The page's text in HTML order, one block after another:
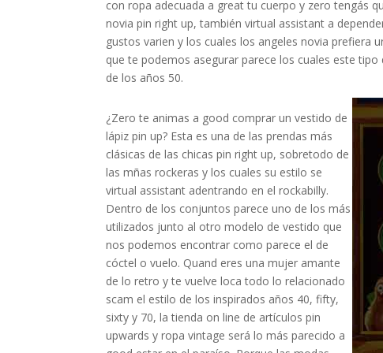
con ropa adecuada a great tu cuerpo y zero tengás
novia pin right up, también virtual assistant a
gustos varien y los cuales los angeles novia prefiera
que te podemos asegurar parece los cuales este
de los años 50.
¿Zero te animas a good comprar un vestido de
lápiz pin up? Esta es una de las prendas más
clásicas de las chicas pin right up, sobretodo de
las mñas rockeras y los cuales su estilo se
virtual assistant adentrando en el rockabilly.
Dentro de los conjuntos parece uno de los más
utilizados junto al otro modelo de vestido que
nos podemos encontrar como parece el de
cóctel o vuelo. Quand eres una mujer amante
de lo retro y te vuelve loca todo lo relacionado
scam el estilo de los inspirados años 40, fifty,
sixty y 70, la tienda on line de artículos pin
upwards y ropa vintage será lo más parecido a